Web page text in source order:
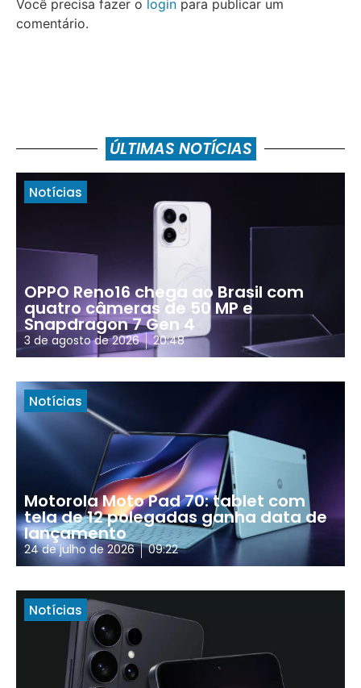
Você precisa fazer o login para publicar um
comentário.
ÚLTIMAS NOTÍCIAS
Notícias
OPPO Reno16 chega ao Brasil com
quatro câmeras de 50 MP e
Snapdragon 7 Gen 4
3 de agosto de 2026 20:48
Notícias
Motorola Moto Pad 70: tablet com
tela de 12 polegadas ganha data de
lançamento
24 de julho de 2026 09:22
Notícias